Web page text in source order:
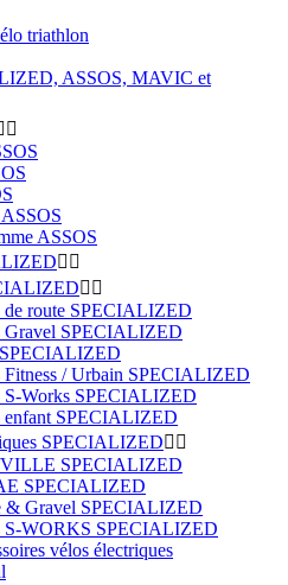
triathlon
ASSOS, MAVIC et

ASSOS
 
 
de route SPECIALIZED
Gravel SPECIALIZED
Fitness / Urbain SPECIALIZED
S-Works SPECIALIZED
enfant SPECIALIZED
SPECIALIZED 
SPECIALIZED
SPECIALIZED
& Gravel SPECIALIZED
S-WORKS SPECIALIZED
vélos électriques